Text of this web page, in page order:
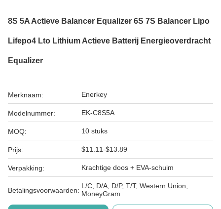
8S 5A Actieve Balancer Equalizer 6S 7S Balancer Lipo
Lifepo4 Lto Lithium Actieve Batterij Energieoverdracht
Equalizer
Merknaam: Enerkey
Modelnummer: EK-C8S5A
MOQ: 10 stuks
Prijs: $11.11-$13.89
Verpakking: Krachtige doos + EVA-schuim
Betalingsvoorwaarden:
L/C, D/A, D/P, T/T, Western Union,
MoneyGram